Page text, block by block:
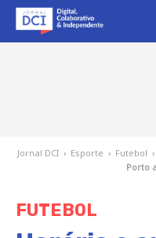
Jornal DCI › Esporte › Futebol ›
Porto
FUTEBOL